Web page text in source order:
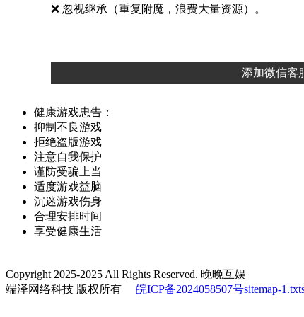
❌ 忽视继承（重复附魔，浪费大量资源）。
添加微信客
健康游戏忠告：
抑制不良游戏
拒绝盗版游戏
注意自我保护
谨防受骗上当
适度游戏益脑
沉迷游戏伤身
合理安排时间
享受健康生活
Copyright 2025-2025 All Rights Reserved. 晚晚互娱
端泽网络科技 版权所有
皖ICP备2024058507号sitemap-1.txt